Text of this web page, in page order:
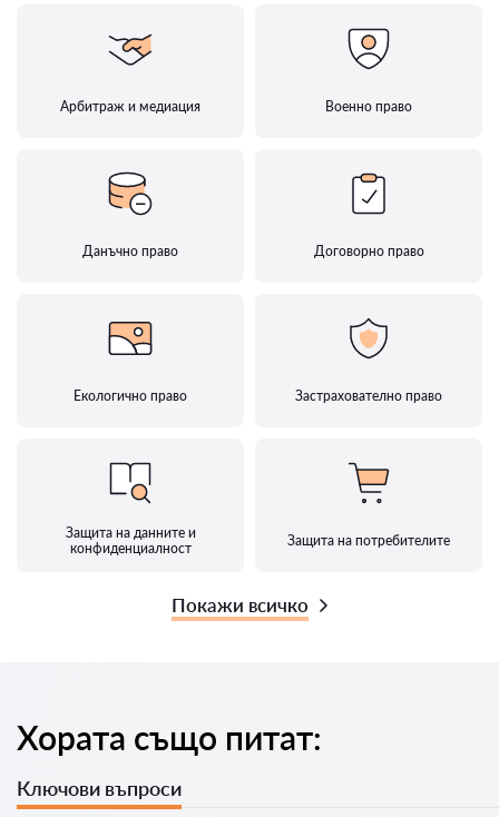
Арбитраж и медиация Военно право
Данъчно право Договорно право
Екологично право Застрахователно право
Защита на данните и
конфиденциалност
Защита на потребителите
Покажи всичко
Хората също питат:
Ключови въпроси